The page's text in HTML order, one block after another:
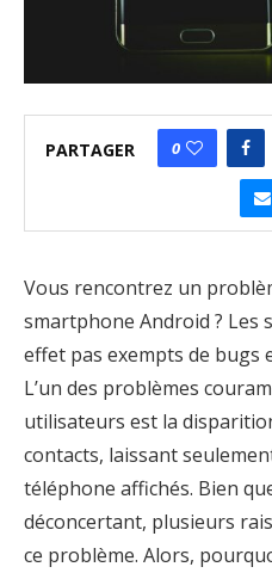
PARTAGER 0
Vous rencontrez un
smartphone Android ? Les
effet pas exempts de bugs
L’un des problèmes
utilisateurs est la
contacts, laissant
téléphone affichés. Bien
déconcertant, plusieurs
ce problème. Alors,